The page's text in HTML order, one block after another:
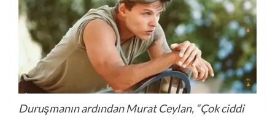
Duruşmanın ardından Murat Ceylan, “Çok ciddi